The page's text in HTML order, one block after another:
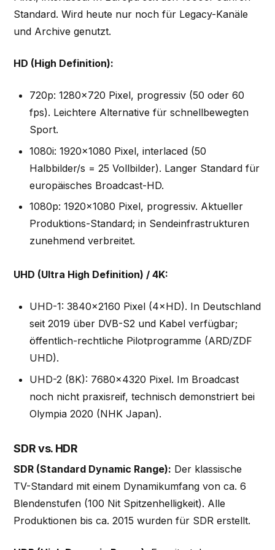
Standard. Wird heute nur noch für Legacy-Kanäle
und Archive genutzt.
HD (High Definition):
720p: 1280×720 Pixel, progressiv (50 oder 60
fps). Leichtere Alternative für schnellbewegten
Sport.
1080i: 1920×1080 Pixel, interlaced (50
Halbbilder/s = 25 Vollbilder). Langer Standard für
europäisches Broadcast-HD.
1080p: 1920×1080 Pixel, progressiv. Aktueller
Produktions-Standard; in Sendeinfrastrukturen
zunehmend verbreitet.
UHD (Ultra High Definition) / 4K:
UHD-1: 3840×2160 Pixel (4×HD). In Deutschland
seit 2019 über DVB-S2 und Kabel verfügbar;
öffentlich-rechtliche Pilotprogramme (ARD/ZDF
UHD).
UHD-2 (8K): 7680×4320 Pixel. Im Broadcast
noch nicht praxisreif, technisch demonstriert bei
Olympia 2020 (NHK Japan).
SDR vs. HDR
SDR (Standard Dynamic Range): Der klassische
TV-Standard mit einem Dynamikumfang von ca. 6
Blendenstufen (100 Nit Spitzenhelligkeit). Alle
Produktionen bis ca. 2015 wurden für SDR erstellt.